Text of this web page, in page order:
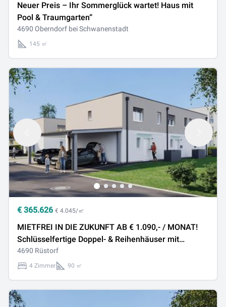
Neuer Preis – Ihr Sommerglück wartet! Haus mit
Pool & Traumgarten“
4690 Oberndorf bei Schwanenstadt
145 ㎡
€ 365.626 € 4.045/㎡
MIETFREI IN DIE ZUKUNFT AB € 1.090,- / MONAT!
Schlüsselfertige Doppel- & Reihenhäuser mit
großzügige Gartenfläche in attraktiver Lage in
Rüstorf / Schwanenstadt
4690 Rüstorf
4 Zimmer 90 ㎡